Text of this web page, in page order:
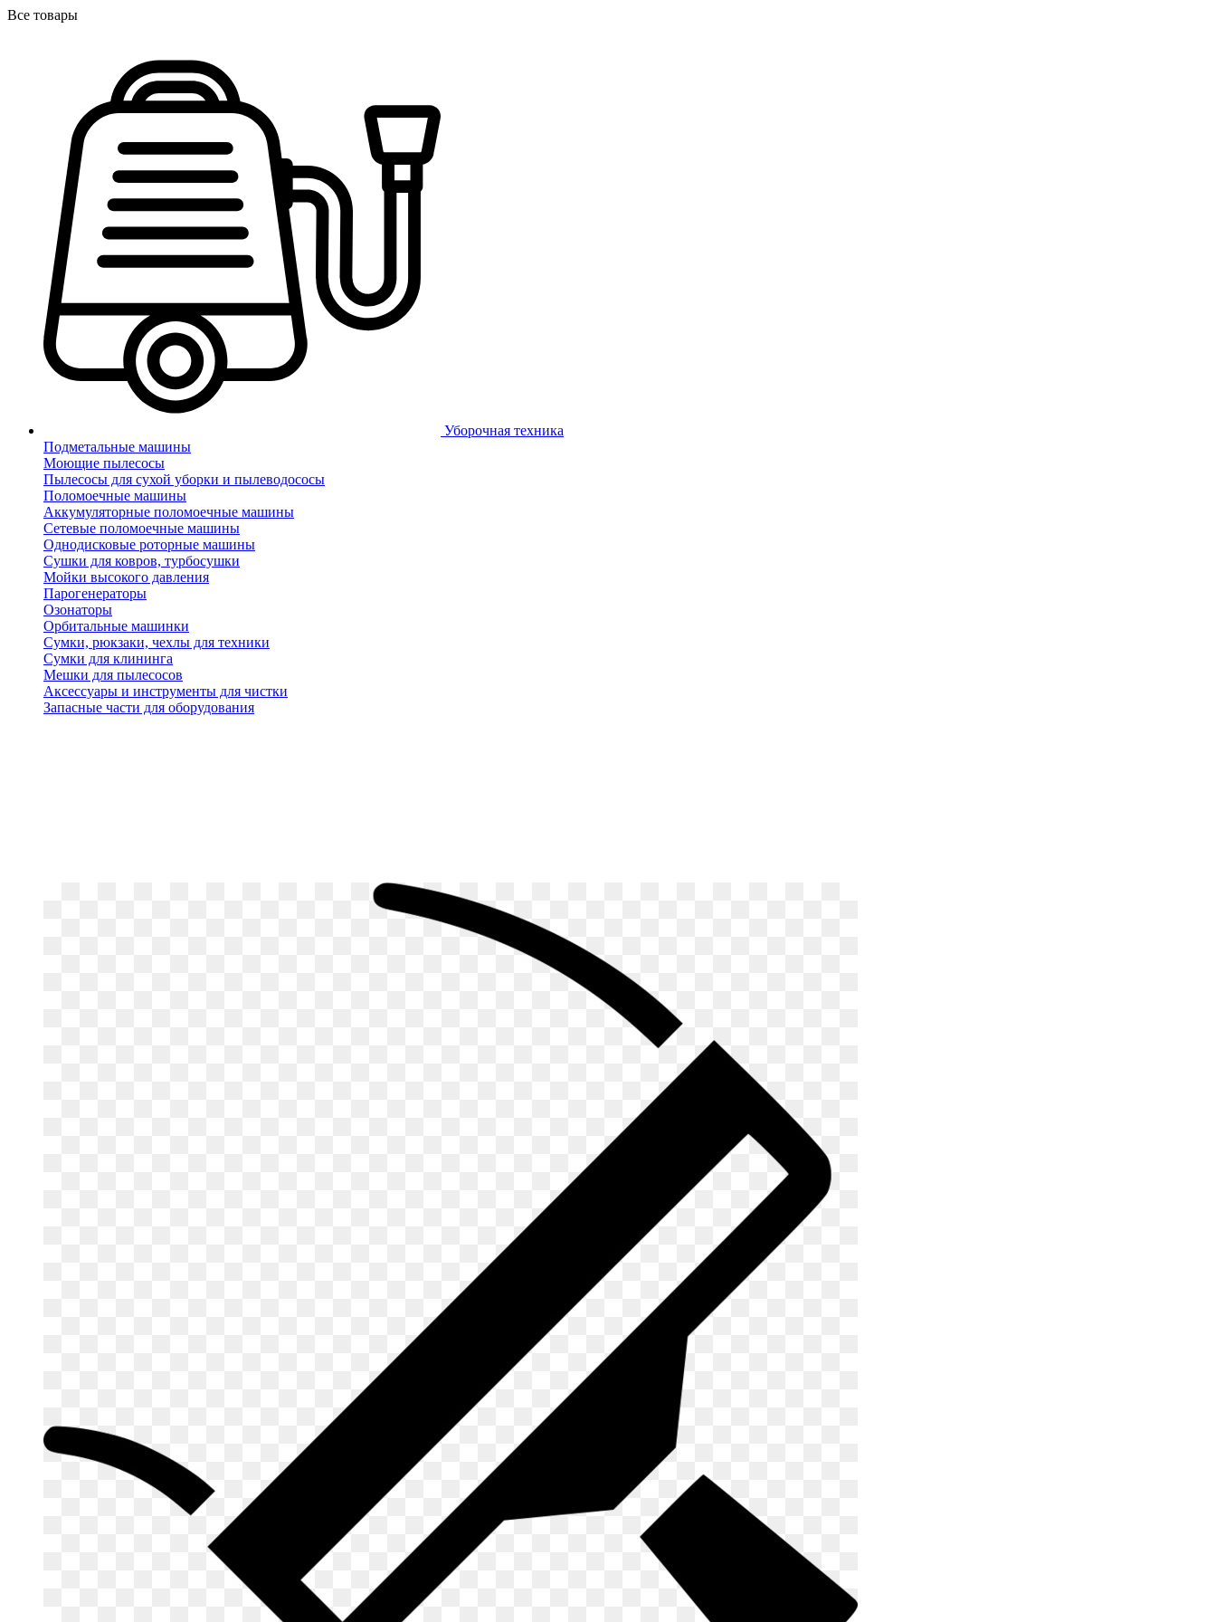
Все товары
Уборочная техника
Подметальные машины
Моющие пылесосы
Пылесосы для сухой уборки и пылеводососы
Поломоечные машины
Аккумуляторные поломоечные машины
Сетевые поломоечные машины
Однодисковые роторные машины
Сушки для ковров, турбосушки
Мойки высокого давления
Парогенераторы
Озонаторы
Орбитальные машинки
Сумки, рюкзаки, чехлы для техники
Сумки для клининга
Мешки для пылесосов
Аксессуары и инструменты для чистки
Запасные части для оборудования